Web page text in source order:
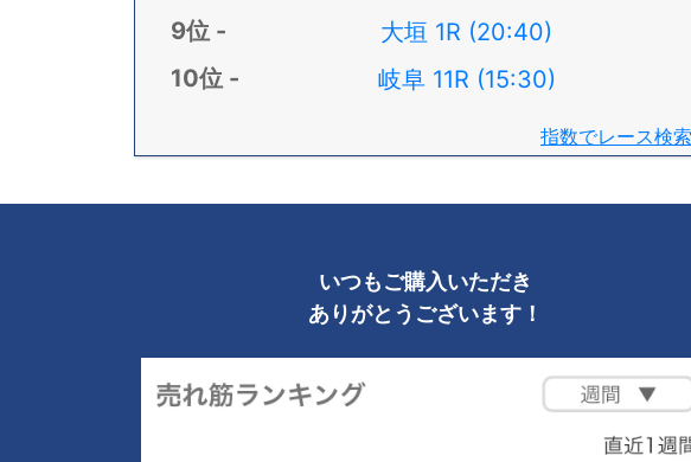
大垣 1R (20:40)
岐阜 11R (15:30)
指数でレース検索
いつもご購入いただき
ありがとうございます！